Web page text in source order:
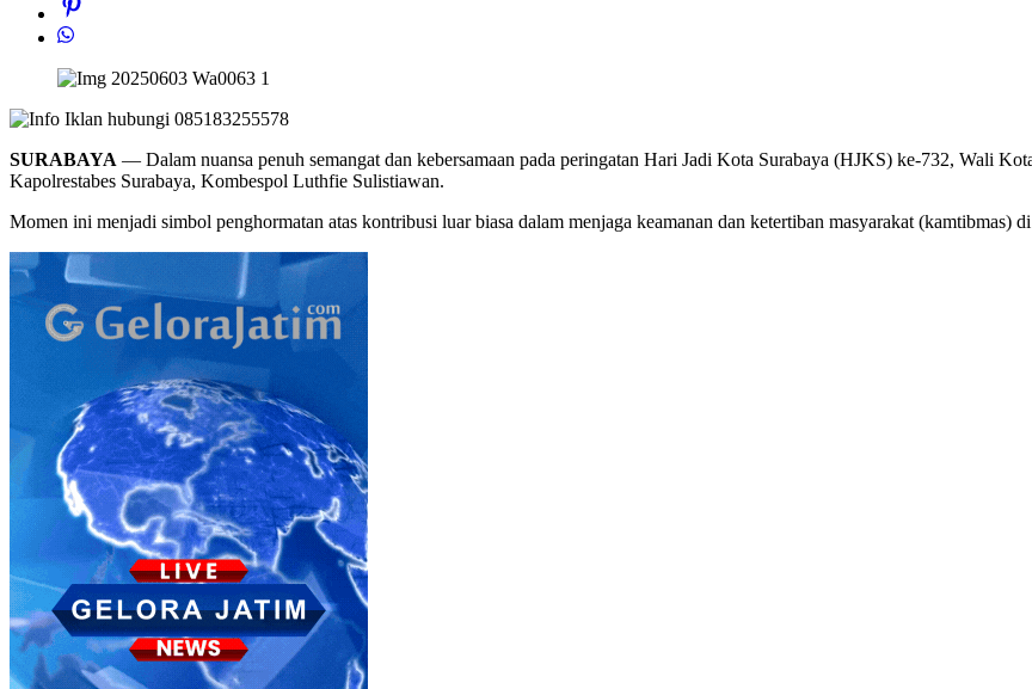
SURABAYA — Dalam nuansa penuh semangat dan kebersamaan pada peringatan Hari Jadi Kota Surabaya (HJKS) ke-732, Wali
Kapolrestabes Surabaya, Kombespol Luthfie Sulistiawan.
Momen ini menjadi simbol penghormatan atas kontribusi luar biasa dalam menjaga keamanan dan ketertiban masyarakat (kamtibmas)